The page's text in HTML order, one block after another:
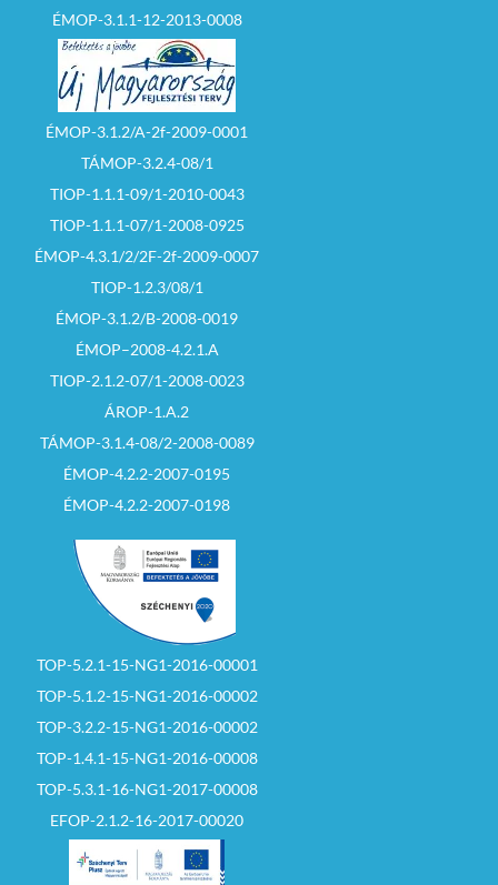
ÉMOP-3.1.1-12-2013-0008
ÉMOP-3.1.2/A-2f-2009-0001
TÁMOP-3.2.4-08/1
TIOP-1.1.1-09/1-2010-0043
TIOP-1.1.1-07/1-2008-0925
ÉMOP-4.3.1/2/2F-2f-2009-0007
TIOP-1.2.3/08/1
ÉMOP-3.1.2/B-2008-0019
ÉMOP–2008-4.2.1.A
TIOP-2.1.2-07/1-2008-0023
ÁROP-1.A.2
TÁMOP-3.1.4-08/2-2008-0089
ÉMOP-4.2.2-2007-0195
ÉMOP-4.2.2-2007-0198
TOP-5.2.1-15-NG1-2016-00001
TOP-5.1.2-15-NG1-2016-00002
TOP-3.2.2-15-NG1-2016-00002
TOP-1.4.1-15-NG1-2016-00008
TOP-5.3.1-16-NG1-2017-00008
EFOP-2.1.2-16-2017-00020